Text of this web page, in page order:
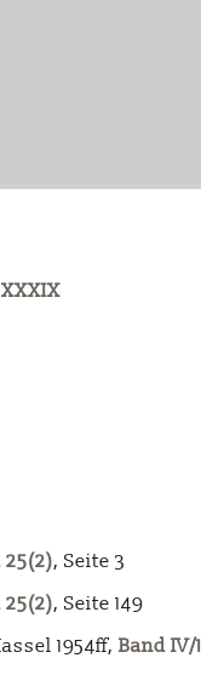
25(2), Seite 3
25(2), Seite 149
1954ff, Band IV/1